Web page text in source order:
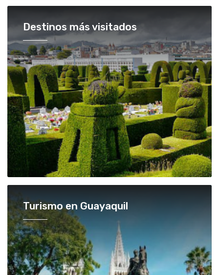
Destinos más visitados
Turismo en Guayaquil